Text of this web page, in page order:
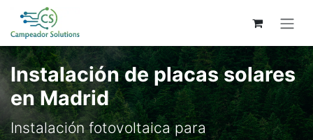
Ir al contenido
Instalación de placas solares
en Madrid
Instalación fotovoltaica para